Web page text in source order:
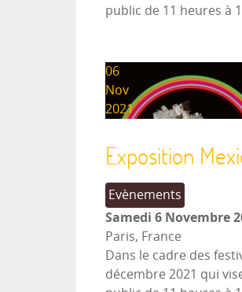
public de 11 heures à
06
Nov
2021
Exposition
Evènements
Samedi 6 Novembre
Paris, France
Dans le cadre des
décembre 2021 qui